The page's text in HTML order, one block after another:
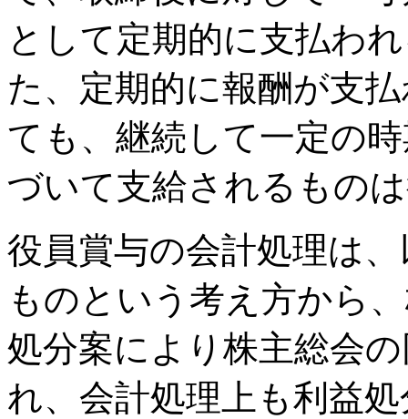
として定期的に支払わ
た、定期的に報酬が支
ても、継続して一定の
づいて支給されるもの
役員賞与の会計処理は
ものという考え方から
処分案により株主総会
れ、会計処理上も利益